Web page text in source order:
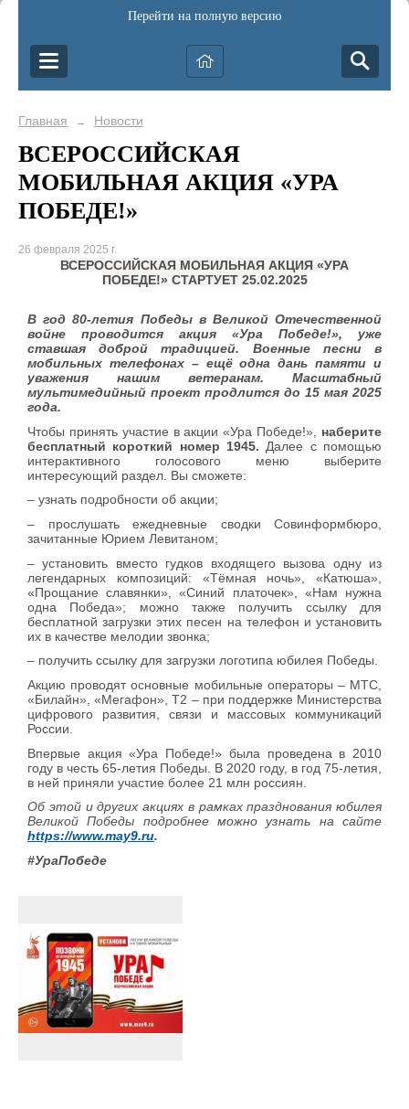
Перейти на полную версию
Главная → Новости
ВСЕРОССИЙСКАЯ
МОБИЛЬНАЯ АКЦИЯ «УРА
ПОБЕДЕ!»
26 февраля 2025 г.
ВСЕРОССИЙСКАЯ МОБИЛЬНАЯ АКЦИЯ «УРА
ПОБЕДЕ!» СТАРТУЕТ 25.02.2025
В год 80-летия Победы в Великой Отечественной
войне проводится акция «Ура Победе!», уже
ставшая доброй традицией. Военные песни в
мобильных телефонах – ещё одна дань памяти и
уважения нашим ветеранам. Масштабный
мультимедийный проект продлится до 15 мая 2025
года.
Чтобы принять участие в акции «Ура Победе!», наберите
бесплатный короткий номер 1945. Далее с помощью
интерактивного голосового меню выберите
интересующий раздел. Вы сможете:
– узнать подробности об акции;
– прослушать ежедневные сводки Совинформбюро,
зачитанные Юрием Левитаном;
– установить вместо гудков входящего вызова одну из
легендарных композиций: «Тёмная ночь», «Катюша»,
«Прощание славянки», «Синий платочек», «Нам нужна
одна Победа»; можно также получить ссылку для
бесплатной загрузки этих песен на телефон и установить
их в качестве мелодии звонка;
– получить ссылку для загрузки логотипа юбилея Победы.
Акцию проводят основные мобильные операторы – МТС,
«Билайн», «Мегафон», T2 – при поддержке Министерства
цифрового развития, связи и массовых коммуникаций
России.
Впервые акция «Ура Победе!» была проведена в 2010
году в честь 65-летия Победы. В 2020 году, в год 75-летия,
в ней приняли участие более 21 млн россиян.
Об этой и других акциях в рамках празднования юбилея
Великой Победы подробнее можно узнать на сайте
https://www.may9.ru.
#УраПобеде